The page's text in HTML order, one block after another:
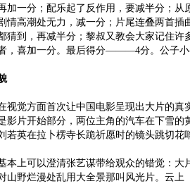
加一分；配乐起了反作用，要减半分；从
情高潮处无力，减一分；片尾连叠两首插
猜到，再减半分；黎叔又教会大家记住许
，喜加一分。最后得分———4分。公子
觉方面首次让中国电影呈现出大片的真
影片开始部分，两位主角的汽车在下雪的
若英在拉卜楞寺长跪祈愿时的镜头跳切花
上可以澄清张艺谋带给观众的错觉：大
山野烂漫处乱用大全景那叫风光片。云上